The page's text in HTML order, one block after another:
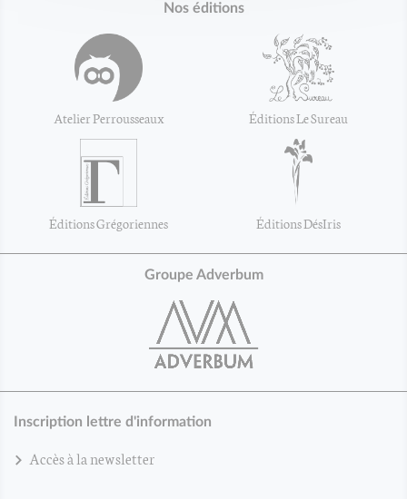
Nos éditions
Atelier Perrousseaux Éditions Le Sureau
Éditions Grégoriennes Éditions DésIris
Groupe Adverbum
Inscription lettre d'information
Accès à la newsletter